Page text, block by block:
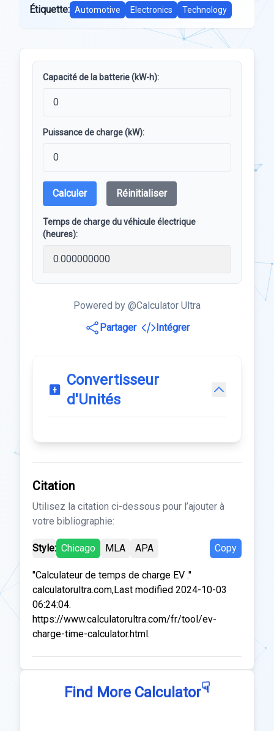
Étiquette: Automotive Electronics Technology
Capacité de la batterie (kW-h):
Puissance de charge (kW):
Calculer Réinitialiser
Temps de charge du véhicule électrique
(heures):
Powered by @Calculator Ultra
Partager
Intégrer
Convertisseur
d'Unités
Citation
Utilisez la citation ci-dessous pour l’ajouter à
votre bibliographie:
Style: Chicago MLA APA Copy
"Calculateur de temps de charge EV ."
calculatorultra.com,Last modified 2024-10-03
06:24:04.
https://www.calculatorultra.com/fr/tool/ev-
charge-time-calculator.html.
Find More Calculator☟